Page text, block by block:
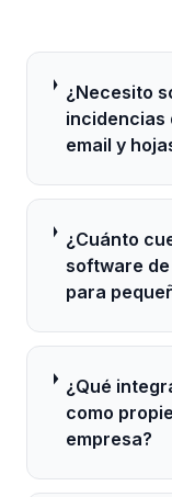
¿Necesito
incidencias
email y
¿Cuánto
software
para
¿Qué
como
empresa?